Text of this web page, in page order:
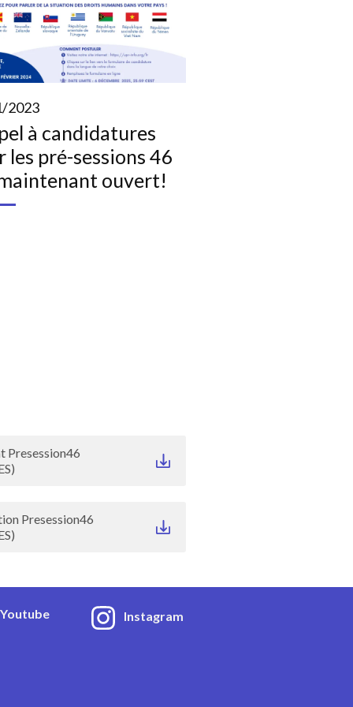
2023
à candidatures
les pré-sessions 46
ouvert!
Presession46
Presession46
Youtube Instagram